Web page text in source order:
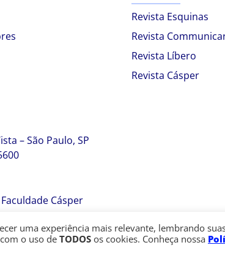
– São Paulo, SP
Cásper
Revista Esquinas
Revista
Revista Líbero
Revista Cásper
uma experiência mais relevante, lembrando
o uso de TODOS os cookies. Conheça nossa